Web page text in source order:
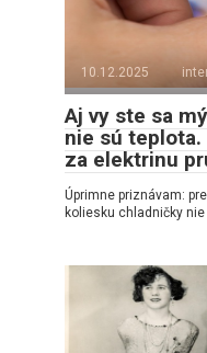
10.12.2025
Aj vy ste sa
nie sú
za elektrinu
Úprimne priznávam:
koliesku chladničky